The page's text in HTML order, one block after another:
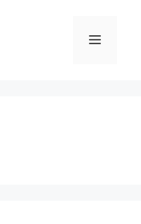
Menu